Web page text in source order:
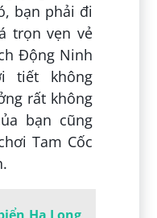
bạn phải đi
trọn vẹn vẻ
Động Ninh
tiết không
rất không
bạn cũng
Tam Cốc
Hạ Long